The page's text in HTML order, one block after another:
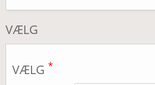
VÆLG
VÆLG *